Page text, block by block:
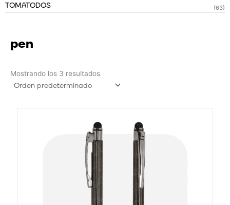
TOMATODOS (63)
pen
Mostrando los 3 resultados